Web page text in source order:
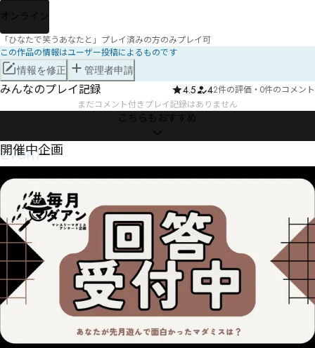
オンライン
「ひなたで笑うあなたと」プレイ済みの方のみプレイ可
この作品の情報はユーザー投稿によるものです
情報を修正 管理者申請
みんなのプレイ記録 4.5 42件の評価 ・ 0件のコメント
まだコメント付きプレイ記録はありません
こちらもおすすめ
Event
開催中企画